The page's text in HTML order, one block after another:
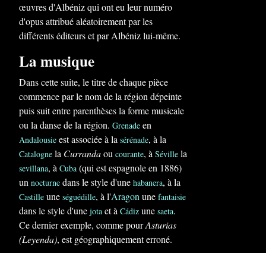
œuvres d'Albéniz qui ont eu leur numéro
d'opus attribué aléatoirement par les
différents éditeurs et par Albéniz lui-même.
La musique
Dans cette suite, le titre de chaque pièce
commence par le nom de la région dépeinte
puis suit entre parenthèses la forme musicale
ou la danse de la région. Grenade en
Andalousie est associée à la sérénade, à la
Catalogne la Currandaou courante, à Séville la
sevillana, à Cuba (qui est espagnole en 1886)
un nocturne dans le style d'une habanera, à la
Castille une séguédille, à l'Aragon une fantaisie
dans le style d'une jota et à Cádiz une saeta.
Ce dernier exemple, comme pourAsturias
(Leyenda), est géographiquement erroné.